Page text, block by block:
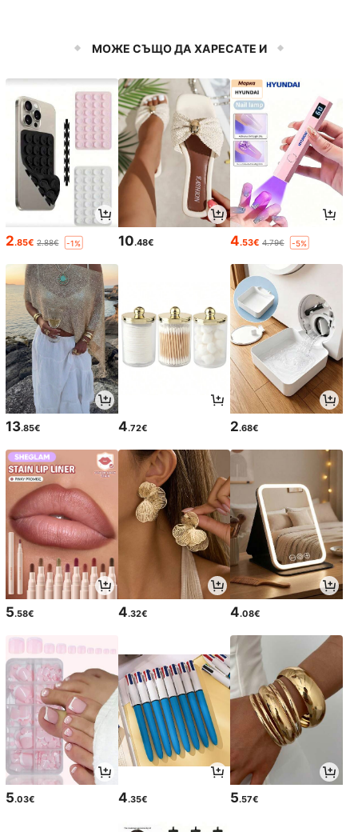
МОЖЕ СЪЩО ДА ХАРЕСАТЕ И
2.85€ 2.88€ -1% 10.48€ 4.53€ 4.79€ -5%
13.85€ 4.72€ 2.68€
5.58€ 4.32€ 4.08€
5.03€ 4.35€ 5.57€